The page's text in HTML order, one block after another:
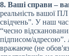
8. Ваші справи –
реальність вашої
свідчень”. У наш
“чесно
підписом/
вражаюче (не